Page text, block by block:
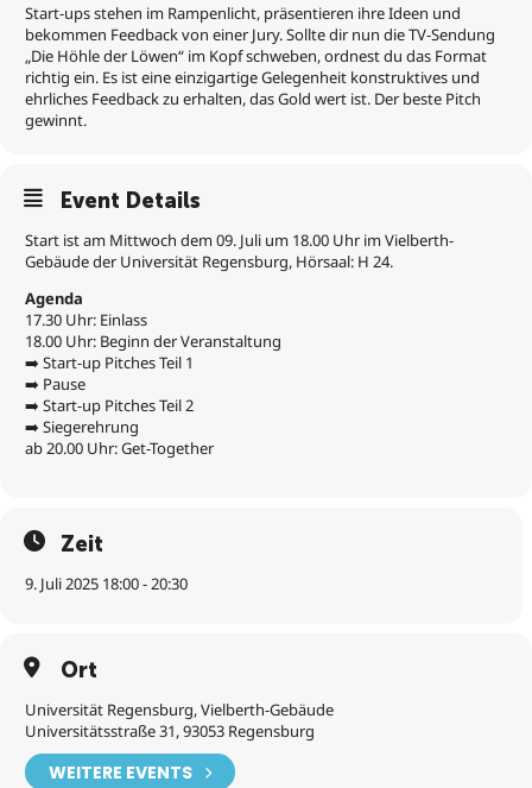
Start-ups stehen im Rampenlicht, präsentieren ihre Ideen und
bekommen Feedback von einer Jury. Sollte dir nun die TV-Sendung
„Die Höhle der Löwen“ im Kopf schweben, ordnest du das Format
richtig ein. Es ist eine einzigartige Gelegenheit konstruktives und
ehrliches Feedback zu erhalten, das Gold wert ist. Der beste Pitch
gewinnt.
Event Details
Start ist am Mittwoch dem 09. Juli um 18.00 Uhr im Vielberth-
Gebäude der Universität Regensburg, Hörsaal: H 24.
Agenda
17.30 Uhr: Einlass
18.00 Uhr: Beginn der Veranstaltung
➡️ Start-up Pitches Teil 1
➡️ Pause
➡️ Start-up Pitches Teil 2
➡️ Siegerehrung
ab 20.00 Uhr: Get-Together
Zeit
9. Juli 2025 18:00 - 20:30
Ort
Universität Regensburg, Vielberth-Gebäude
Universitätsstraße 31, 93053 Regensburg
WEITERE EVENTS